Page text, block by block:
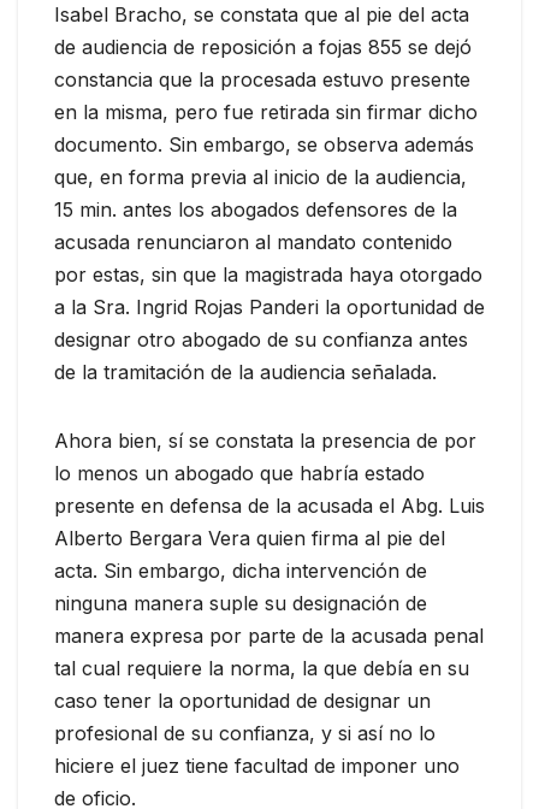
Isabel Bracho, se constata que al pie del acta
de audiencia de reposición a fojas 855 se dejó
constancia que la procesada estuvo presente
en la misma, pero fue retirada sin firmar dicho
documento. Sin embargo, se observa además
que, en forma previa al inicio de la audiencia,
15 min. antes los abogados defensores de la
acusada renunciaron al mandato contenido
por estas, sin que la magistrada haya otorgado
a la Sra. Ingrid Rojas Panderi la oportunidad de
designar otro abogado de su confianza antes
de la tramitación de la audiencia señalada.
Ahora bien, sí se constata la presencia de por
lo menos un abogado que habría estado
presente en defensa de la acusada el Abg. Luis
Alberto Bergara Vera quien firma al pie del
acta. Sin embargo, dicha intervención de
ninguna manera suple su designación de
manera expresa por parte de la acusada penal
tal cual requiere la norma, la que debía en su
caso tener la oportunidad de designar un
profesional de su confianza, y si así no lo
hiciere el juez tiene facultad de imponer uno
de oficio.